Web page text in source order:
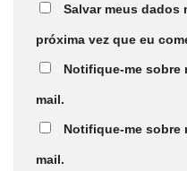
Salvar meus dados
próxima vez que eu
Notifique-me sobre
mail.
Notifique-me sobre
mail.